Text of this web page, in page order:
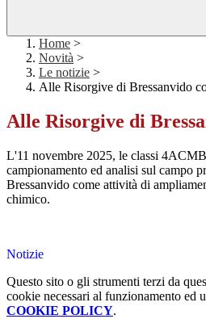
Home >
Novità >
Le notizie >
Alle Risorgive di Bressanvido
Alle Risorgive di
L'11 novembre 2025, le classi
campionamento ed analisi sul campo
Bressanvido come attività di
chimico.
Notizie
Questo sito o gli strumenti terzi da
cookie necessari al funzionamento ed
COOKIE POLICY.